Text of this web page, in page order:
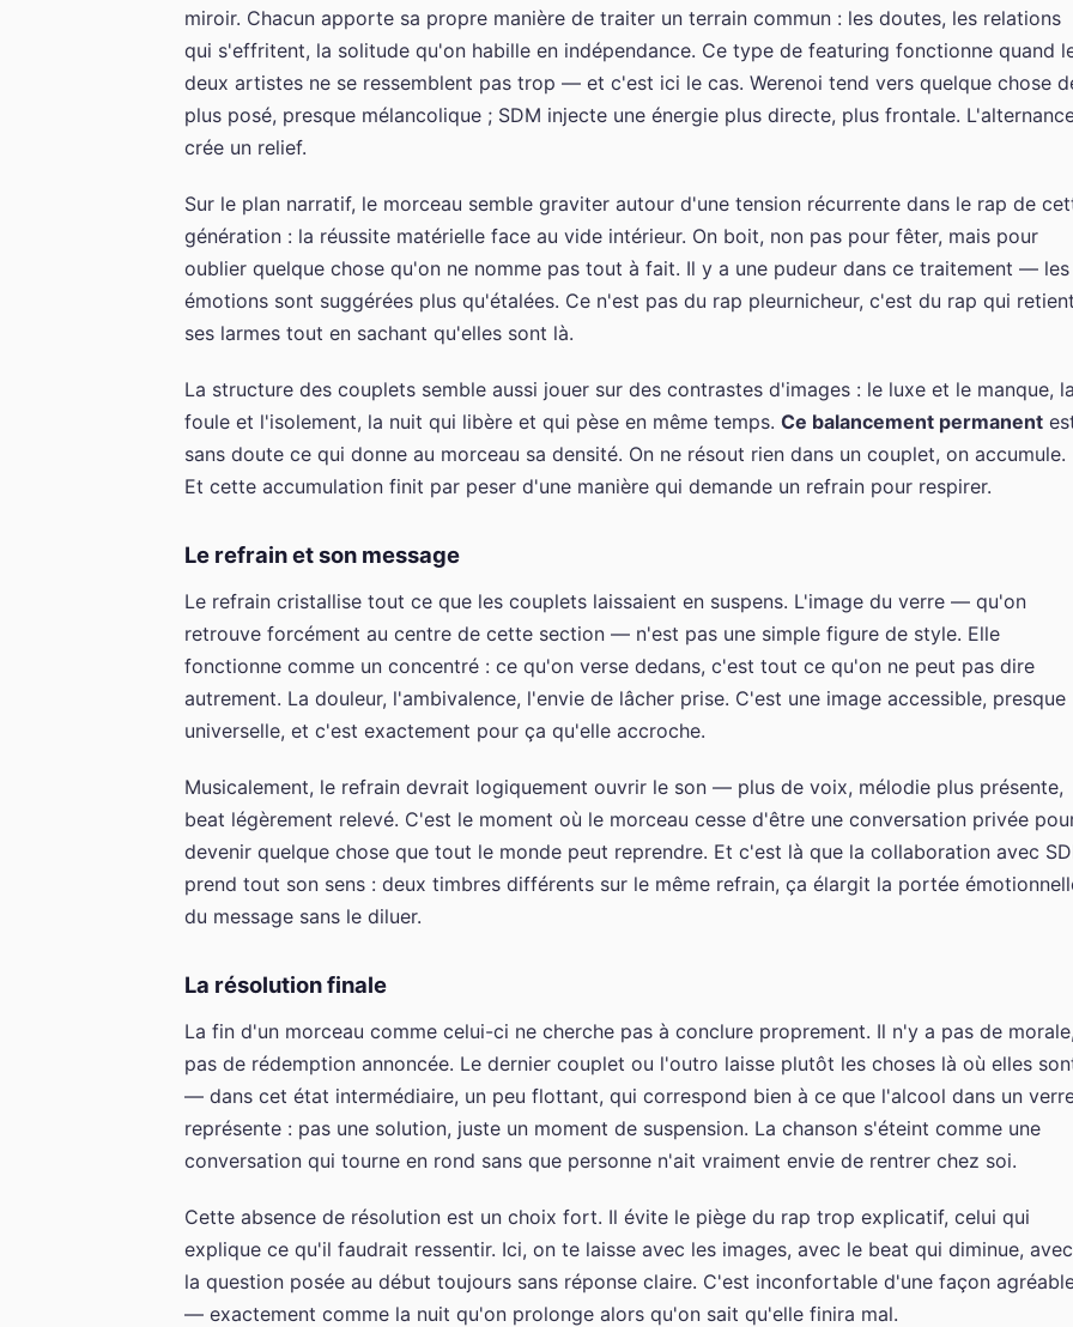
miroir. Chacun apporte sa propre manière de traiter un terrain commun : les doutes, les relations
qui s'effritent, la solitude qu'on habille en indépendance. Ce type de featuring fonctionne quand
deux artistes ne se ressemblent pas trop — et c'est ici le cas. Werenoi tend vers quelque chose
plus posé, presque mélancolique ; SDM injecte une énergie plus directe, plus frontale.
crée un relief.
Sur le plan narratif, le morceau semble graviter autour d'une tension récurrente dans le rap de
génération : la réussite matérielle face au vide intérieur. On boit, non pas pour fêter, mais pour
oublier quelque chose qu'on ne nomme pas tout à fait. Il y a une pudeur dans ce traitement — les
émotions sont suggérées plus qu'étalées. Ce n'est pas du rap pleurnicheur, c'est du rap qui retient
ses larmes tout en sachant qu'elles sont là.
La structure des couplets semble aussi jouer sur des contrastes d'images : le luxe et le manque, la
foule et l'isolement, la nuit qui libère et qui pèse en même temps. Ce balancement permanent
sans doute ce qui donne au morceau sa densité. On ne résout rien dans un couplet, on accumule.
Et cette accumulation finit par peser d'une manière qui demande un refrain pour respirer.
Le refrain et son message
Le refrain cristallise tout ce que les couplets laissaient en suspens. L'image du verre — qu'on
retrouve forcément au centre de cette section — n'est pas une simple figure de style. Elle
fonctionne comme un concentré : ce qu'on verse dedans, c'est tout ce qu'on ne peut pas dire
autrement. La douleur, l'ambivalence, l'envie de lâcher prise. C'est une image accessible, presque
universelle, et c'est exactement pour ça qu'elle accroche.
Musicalement, le refrain devrait logiquement ouvrir le son — plus de voix, mélodie plus présente,
beat légèrement relevé. C'est le moment où le morceau cesse d'être une conversation privée
devenir quelque chose que tout le monde peut reprendre. Et c'est là que la collaboration avec
prend tout son sens : deux timbres différents sur le même refrain, ça élargit la portée
du message sans le diluer.
La résolution finale
La fin d'un morceau comme celui-ci ne cherche pas à conclure proprement. Il n'y a pas de morale,
pas de rédemption annoncée. Le dernier couplet ou l'outro laisse plutôt les choses là où elles
— dans cet état intermédiaire, un peu flottant, qui correspond bien à ce que l'alcool dans un
représente : pas une solution, juste un moment de suspension. La chanson s'éteint comme une
conversation qui tourne en rond sans que personne n'ait vraiment envie de rentrer chez soi.
Cette absence de résolution est un choix fort. Il évite le piège du rap trop explicatif, celui qui
explique ce qu'il faudrait ressentir. Ici, on te laisse avec les images, avec le beat qui diminue, avec
la question posée au début toujours sans réponse claire. C'est inconfortable d'une façon
— exactement comme la nuit qu'on prolonge alors qu'on sait qu'elle finira mal.